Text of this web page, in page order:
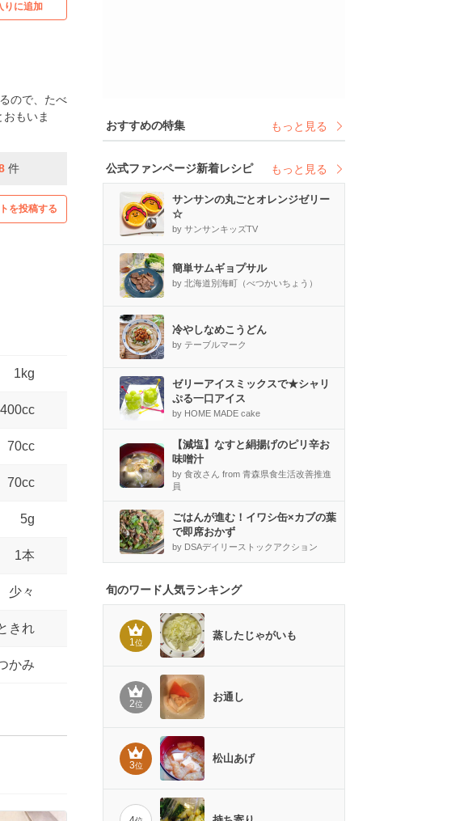
りに追加
ので、たべ
もいま
件
を投稿する
1kg
400cc
70cc
70cc
5g
1本
少々
きれ
かみ
おすすめの特集 もっと見る
公式ファンページ新着レシピ もっと見る
サンサンの丸ごとオレンジゼリー
☆
by サンサンキッズTV
簡単サムギョプサル
by 北海道別海町（べつかいちょう）
冷やしなめこうどん
by テーブルマーク
ゼリーアイスミックスで★シャリ
ぷる一口アイス
by HOME MADE cake
【減塩】なすと絹揚げのピリ辛お
味噌汁
by 食改さん from 青森県食生活改善推進
員
ごはんが進む！イワシ缶×カブの葉
で即席おかず
by DSAデイリーストックアクション
旬のワード人気ランキング
1位
蒸したじゃがいも
2位
お通し
3位
松山あげ